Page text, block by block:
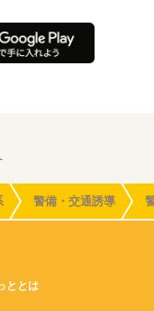
警備・交通誘導
ととは